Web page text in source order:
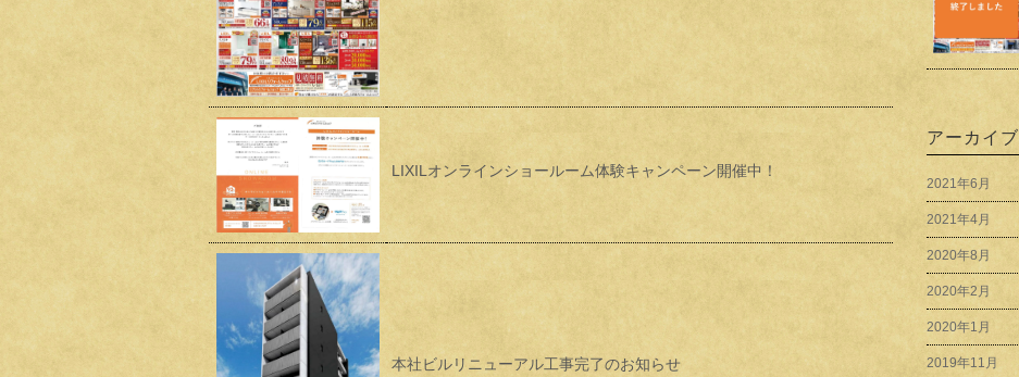
LIXILオンラインショールーム体験キャンペーン開催中！
本社ビルリニューアル工事完了のお知らせ
アーカイブ
2021年6月
2021年4月
2020年8月
2020年2月
2020年1月
2019年11月